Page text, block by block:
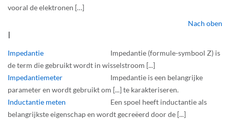
vooral de elektronen […]
Nach oben
I
Impedantie
Impedantie (formule-symbool Z) is
de term die gebruikt wordt in wisselstroom [...]
Impedantiemeter
Impedantie is een belangrijke
parameter en wordt gebruikt om [...] te karakteriseren.
Inductantie meten
Een spoel heeft inductantie als
belangrijkste eigenschap en wordt gecreëerd door de [...]